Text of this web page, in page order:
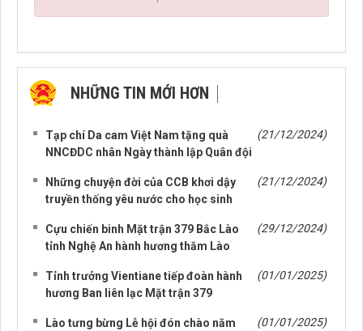
NHỮNG TIN MỚI HƠN
Tạp chí Da cam Việt Nam tặng quà
NNCĐDC nhân Ngày thành lập Quân đội
(21/12/2024)
Những chuyện đời của CCB khơi dậy
truyền thống yêu nước cho học sinh
(21/12/2024)
Cựu chiến binh Mặt trận 379 Bắc Lào
tỉnh Nghệ An hành hương thăm Lào
(29/12/2024)
Tỉnh trưởng Vientiane tiếp đoàn hành
hương Ban liên lạc Mặt trận 379
(01/01/2025)
Lào tưng bừng Lễ hội đón chào năm
(01/01/2025)